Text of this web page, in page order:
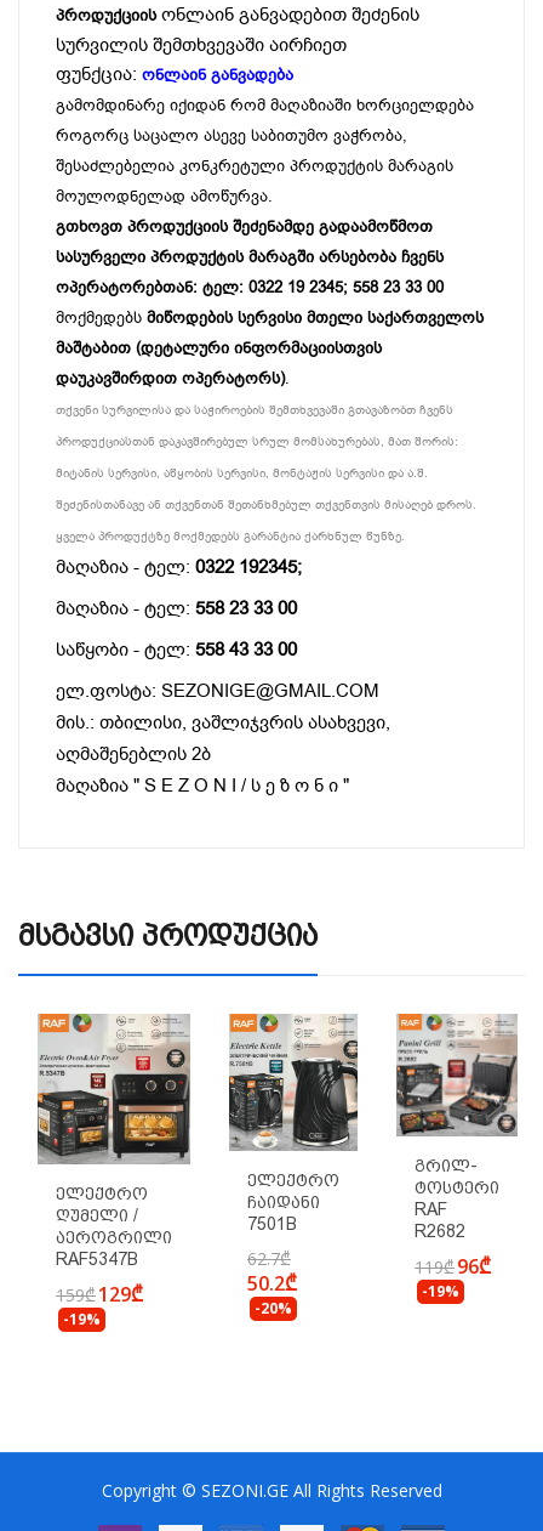
პროდუქციის ონლაინ განვადებით შეძენის
სურვილის შემთხვევაში აირჩიეთ
ფუნქცია: ონლაინ განვადება
გამომდინარე იქიდან რომ მაღაზიაში ხორციელდება
როგორც საცალო ასევე საბითუმო ვაჭრობა,
შესაძლებელია კონკრეტული პროდუქტის მარაგის
მოულოდნელად ამოწურვა.
გთხოვთ პროდუქციის შეძენამდე გადაამოწმოთ
სასურველი პროდუქტის მარაგში არსებობა ჩვენს
ოპერატორებთან: ტელ: 0322 19 2345; 558 23 33 00
მოქმედებს მიწოდების სერვისი მთელი საქართველოს
მაშტაბით (დეტალური ინფორმაციისთვის
დაუკავშირდით ოპერატორს).
თქვენი სურვილისა და საჭიროების შემთხვევაში გთავაზობთ ჩვენს
პროდუქციასთან დაკავშირებულ სრულ მომსახურებას, მათ შორის:
მიტანის სერვისი, აწყობის სერვისი, მონტაჟის სერვისი და ა.შ.
შეძენისთანავე ან თქვენთან შეთანხმებულ თქვენთვის მისაღებ დროს.
ყველა პროდუქტზე მოქმედებს გარანტია ქარხნულ წუნზე.
მაღაზია - ტელ: 0322 192345;
მაღაზია - ტელ: 558 23 33 00
საწყობი - ტელ: 558 43 33 00
ელ.ფოსტა: SEZONIGE@GMAIL.COM
მის.: თბილისი, ვაშლიჯვრის ასახვევი,
აღმაშენებლის 2ბ
მაღაზია " S E Z O N I / ს ე ზ ო ნ ი "
Მსგავსი Პროდუქცია
Ელექტრო
Ღუმელი /
Აეროგრილი
RAF5347B
159₾129₾
-19%
Ელექტრო
Ჩაიდანი
7501B
62.7₾
50.2₾
-20%
Გრილ-
Ტოსტერი
RAF
R2682
119₾96₾
-19%
Copyright © SEZONI.GE All Rights Reserved